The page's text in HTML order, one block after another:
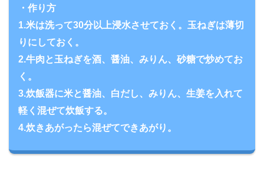
・作り方
1.米は洗って30分以上浸水させておく。玉ねぎは薄切
りにしておく。
2.牛肉と玉ねぎを酒、醤油、みりん、砂糖で炒めてお
く。
3.炊飯器に米と醤油、白だし、みりん、生姜を入れて
軽く混ぜて炊飯する。
4.炊きあがったら混ぜてできあがり。